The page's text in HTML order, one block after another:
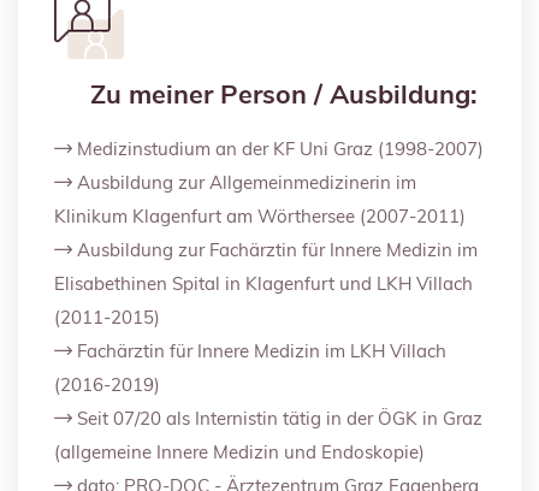
Zu meiner Person / Ausbildung:
Medizinstudium an der KF Uni Graz (1998-2007)
Ausbildung zur Allgemeinmedizinerin im
Klinikum Klagenfurt am Wörthersee (2007-2011)
Ausbildung zur Fachärztin für Innere Medizin im
Elisabethinen Spital in Klagenfurt und LKH Villach
(2011-2015)
Fachärztin für Innere Medizin im LKH Villach
(2016-2019)
Seit 07/20 als Internistin tätig in der ÖGK in Graz
(allgemeine Innere Medizin und Endoskopie)
dato: PRO-DOC - Ärztezentrum Graz Eggenberg